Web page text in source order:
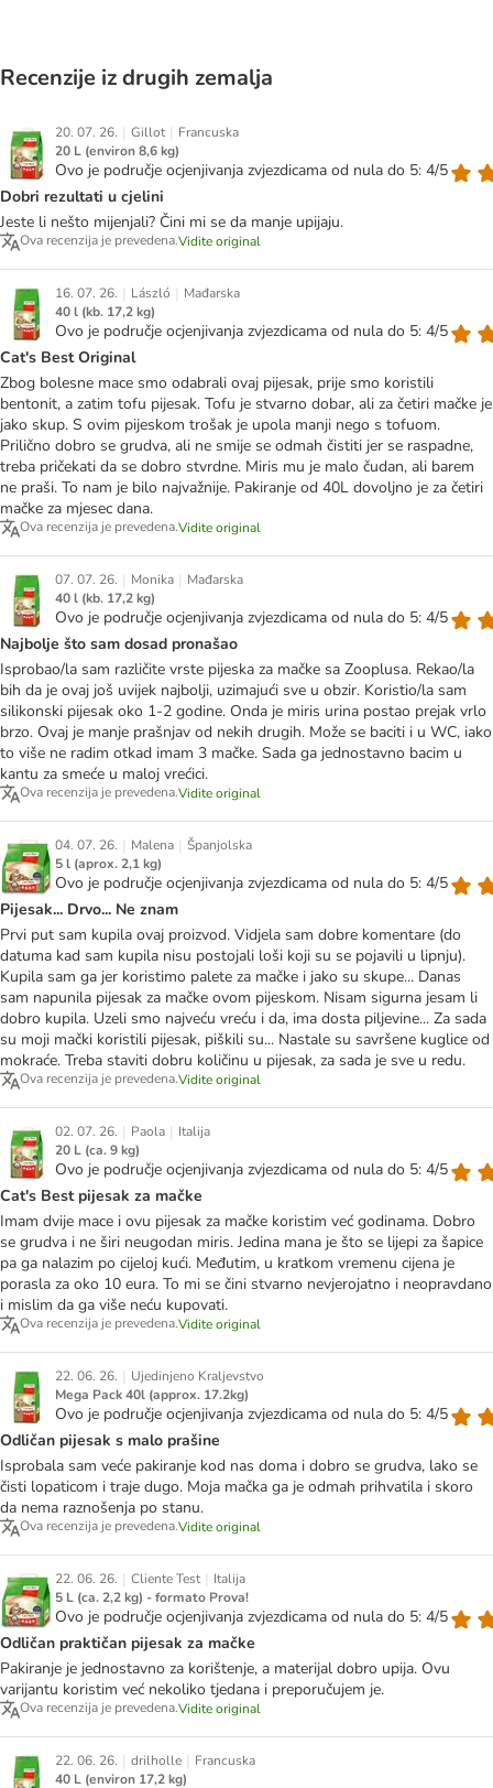
Recenzije iz drugih zemalja
20. 07. 26. | Gillot | Francuska
20 L (environ 8,6 kg)
Ovo je područje ocjenjivanja zvjezdicama od nula do 5: 4/5
Dobri rezultati u cjelini
Jeste li nešto mijenjali? Čini mi se da manje upijaju.
Ova recenzija je prevedena.Vidite original
16. 07. 26. | László | Mađarska
40 l (kb. 17,2 kg)
Ovo je područje ocjenjivanja zvjezdicama od nula do 5: 4/5
Cat's Best Original
Zbog bolesne mace smo odabrali ovaj pijesak, prije smo koristili
bentonit, a zatim tofu pijesak. Tofu je stvarno dobar, ali za četiri mačke je
jako skup. S ovim pijeskom trošak je upola manji nego s tofuom.
Prilično dobro se grudva, ali ne smije se odmah čistiti jer se raspadne,
treba pričekati da se dobro stvrdne. Miris mu je malo čudan, ali barem
ne praši. To nam je bilo najvažnije. Pakiranje od 40L dovoljno je za četiri
mačke za mjesec dana.
Ova recenzija je prevedena.Vidite original
07. 07. 26. | Monika | Mađarska
40 l (kb. 17,2 kg)
Ovo je područje ocjenjivanja zvjezdicama od nula do 5: 4/5
Najbolje što sam dosad pronašao
Isprobao/la sam različite vrste pijeska za mačke sa Zooplusa. Rekao/la
bih da je ovaj još uvijek najbolji, uzimajući sve u obzir. Koristio/la sam
silikonski pijesak oko 1-2 godine. Onda je miris urina postao prejak vrlo
brzo. Ovaj je manje prašnjav od nekih drugih. Može se baciti i u WC, iako
to više ne radim otkad imam 3 mačke. Sada ga jednostavno bacim u
kantu za smeće u maloj vrećici.
Ova recenzija je prevedena.Vidite original
04. 07. 26. | Malena | Španjolska
5 l (aprox. 2,1 kg)
Ovo je područje ocjenjivanja zvjezdicama od nula do 5: 4/5
Pijesak... Drvo... Ne znam
Prvi put sam kupila ovaj proizvod. Vidjela sam dobre komentare (do
datuma kad sam kupila nisu postojali loši koji su se pojavili u lipnju).
Kupila sam ga jer koristimo palete za mačke i jako su skupe... Danas
sam napunila pijesak za mačke ovom pijeskom. Nisam sigurna jesam li
dobro kupila. Uzeli smo najveću vreću i da, ima dosta piljevine... Za sada
su moji mački koristili pijesak, piškili su... Nastale su savršene kuglice od
mokraće. Treba staviti dobru količinu u pijesak, za sada je sve u redu.
Ova recenzija je prevedena.Vidite original
02. 07. 26. | Paola | Italija
20 L (ca. 9 kg)
Ovo je područje ocjenjivanja zvjezdicama od nula do 5: 4/5
Cat's Best pijesak za mačke
Imam dvije mace i ovu pijesak za mačke koristim već godinama. Dobro
se grudva i ne širi neugodan miris. Jedina mana je što se lijepi za šapice
pa ga nalazim po cijeloj kući. Međutim, u kratkom vremenu cijena je
porasla za oko 10 eura. To mi se čini stvarno nevjerojatno i neopravdano
i mislim da ga više neću kupovati.
Ova recenzija je prevedena.Vidite original
22. 06. 26. | Ujedinjeno Kraljevstvo
Mega Pack 40l (approx. 17.2kg)
Ovo je područje ocjenjivanja zvjezdicama od nula do 5: 4/5
Odličan pijesak s malo prašine
Isprobala sam veće pakiranje kod nas doma i dobro se grudva, lako se
čisti lopaticom i traje dugo. Moja mačka ga je odmah prihvatila i skoro
da nema raznošenja po stanu.
Ova recenzija je prevedena.Vidite original
22. 06. 26. | Cliente Test | Italija
5 L (ca. 2,2 kg) - formato Prova!
Ovo je područje ocjenjivanja zvjezdicama od nula do 5: 4/5
Odličan praktičan pijesak za mačke
Pakiranje je jednostavno za korištenje, a materijal dobro upija. Ovu
varijantu koristim već nekoliko tjedana i preporučujem je.
Ova recenzija je prevedena.Vidite original
22. 06. 26. | drilholle | Francuska
40 L (environ 17,2 kg)